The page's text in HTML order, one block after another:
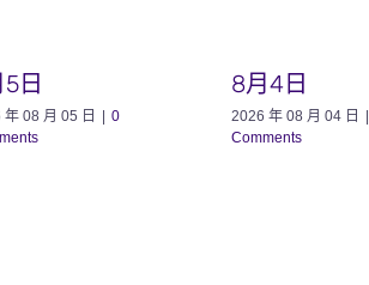
日
08 月 05 日
0
8月4日
2026 年 08 月 04 日
Comments